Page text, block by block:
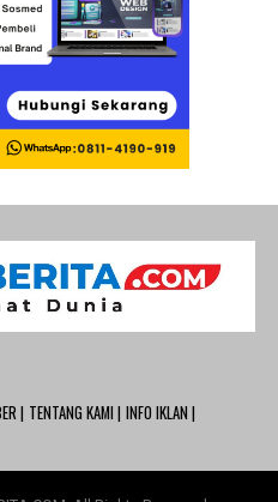
| TENTANG KAMI | INFO IKLAN |